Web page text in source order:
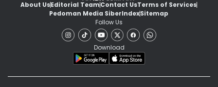
About UsEditorial TeamContact UsTerms of Services
Pedoman Media SiberIndexSitemap
Follow Us
Download